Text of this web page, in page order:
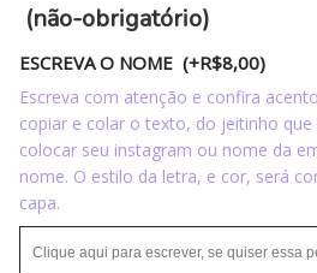
(não-obrigatório)
ESCREVA O NOME ‪‪(+R$8,00)
Escreva com atenção e confira
copiar e colar o texto, do jeitinho que
colocar seu instagram ou nome da
nome. O estilo da letra, e cor, será
capa.